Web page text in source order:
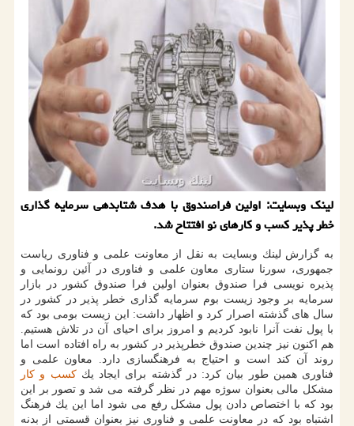
لینك وبسایت: اولین فراصندوق با هدف شتابدهی سرمایه گذاری
خطر پذیر كسب و كارهای نو افتتاح شد.
به گزارش لینك وبسایت به نقل از معاونت علمی و فناوری ریاست
جمهوری، سورنا ستاری معاون علمی و فناوری در آئین رونمایی و
پذیره نویسی فرا صندوق بعنوان اولین فرا صندوق كشور در بازار
سرمایه بر وجود زیست بوم سرمایه گذاری خطر پذیر در كشور در
سال های گذشته اصرار كرد و اظهار داشت: این زیست بومی بود كه
با پول نفت آنرا نابود كردیم و امروز برای احیای آن در تلاش هستیم.
هم اكنون نیز چندین صندوق خطرپذیر در كشور به راه افتاده است اما
روند آن كند است و احتیاج به فرهنگسازی دارد. معاون علمی و
فناوری همین طور بیان كرد: در گذشته برای ایجاد یككسب و كار
مشكل مالی بعنوان سوژه مهم در نظر گرفته می شد و تصور بر این
بود كه با اختصاص دادن پول مشكل رفع می شود اما این یك فرهنگ
اشتباه بود كه در معاونت علمی و فناوری نیز بعنوان قسمتی از بدنه